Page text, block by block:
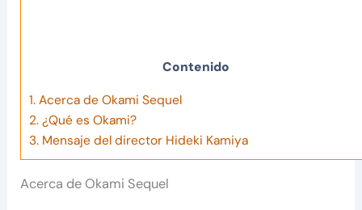
Contenido
1. Acerca de Okami Sequel
2. ¿Qué es Okami?
3. Mensaje del director Hideki Kamiya
Acerca de Okami Sequel